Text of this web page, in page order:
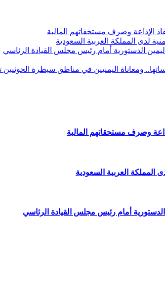
الإذاعة وصرف مستحقاتهم المالية
لدى المملكة العربية السعودية
الدستورية أمام رئيس مجلس القيادة الرئاسي
ومعاناة اليمنيين في مناطق سيطرة الحوثيين
وصرف مستحقاتهم المالية
المملكة العربية السعودية
أمام رئيس مجلس القيادة الرئاسي